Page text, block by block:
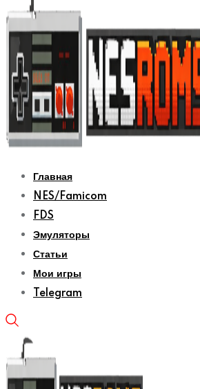
Главная
NES/Famicom
FDS
Эмуляторы
Статьи
Мои игры
Telegram